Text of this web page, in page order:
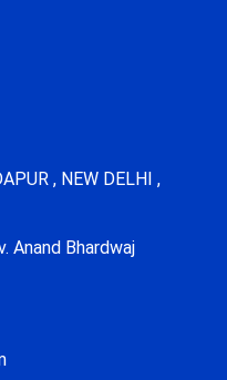
, NEW DELHI ,
Anand Bhardwaj